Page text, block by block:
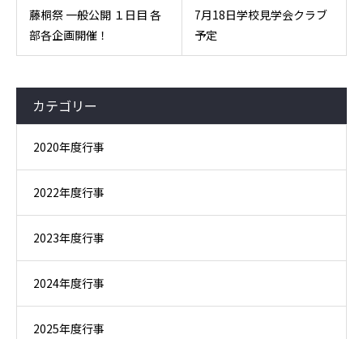
藤桐祭 一般公開 １日目 各
部各企画開催！
7月18日学校見学会クラブ
予定
カテゴリー
2020年度行事
2022年度行事
2023年度行事
2024年度行事
2025年度行事